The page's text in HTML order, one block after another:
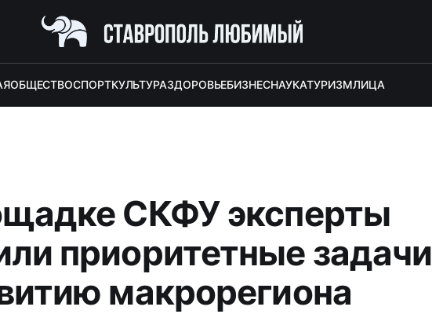
ОБЩЕСТВОСПОРТКУЛЬТУРАЗДОРОВЬЕБИЗНЕСНАУКАТУРИЗМЛИЦА
СКФУ эксперты
приоритетные задачи
макрорегиона